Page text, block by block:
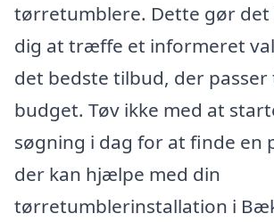
tørretumblere. Dette gør
dig at træffe et informeret
det bedste tilbud, der passer
budget. Tøv ikke med at
søgning i dag for at finde en
der kan hjælpe med din
tørretumblerinstallation i